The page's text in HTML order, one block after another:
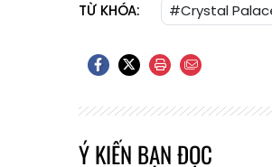
TỪ KHÓA: #Crystal
Ý KIẾN BẠN ĐỌC